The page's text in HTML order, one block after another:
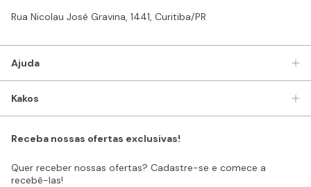
Rua Nicolau José Gravina, 1441, Curitiba/PR
Ajuda
Kakos
Receba nossas ofertas exclusivas!
Quer receber nossas ofertas? Cadastre-se e comece a
recebê-las!